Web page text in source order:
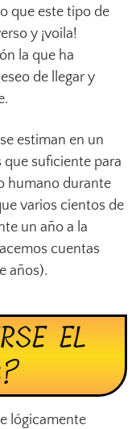
que este tipo de
y ¡voila!
la que ha
de llegar y
estiman en un
suficiente para
humano durante
varios cientos de
un año a la
cuentas
años).
EL
lógicamente